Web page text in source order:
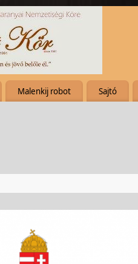
Malenkij robot Sajtó